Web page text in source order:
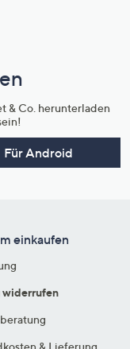
& Co. herunterladen
Für Android
einkaufen
widerrufen
& Lieferung